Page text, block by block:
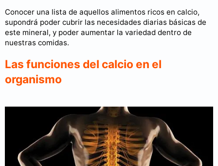
Conocer una lista de aquellos alimentos ricos en calcio,
supondrá poder cubrir las necesidades diarias básicas de
este mineral, y poder aumentar la variedad dentro de
nuestras comidas.
Las funciones del calcio en el
organismo